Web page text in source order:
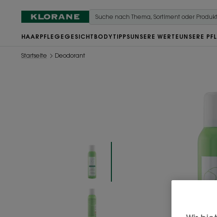
HAARPFLEGE GESICHT BODYTIPPSUNSERE WERTE UNSERE
Startseite Deodorant